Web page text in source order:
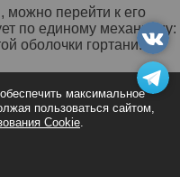
можно перейти к его
по единому механизму:
оболочки гортани.
или горячего
максимальное
пользоваться сайтом,
Cookie.